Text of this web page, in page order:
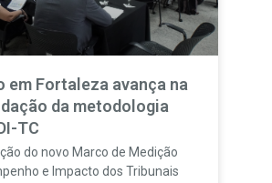
em Fortaleza avança na
da metodologia
TC
do novo Marco de Medição
e Impacto dos Tribunais